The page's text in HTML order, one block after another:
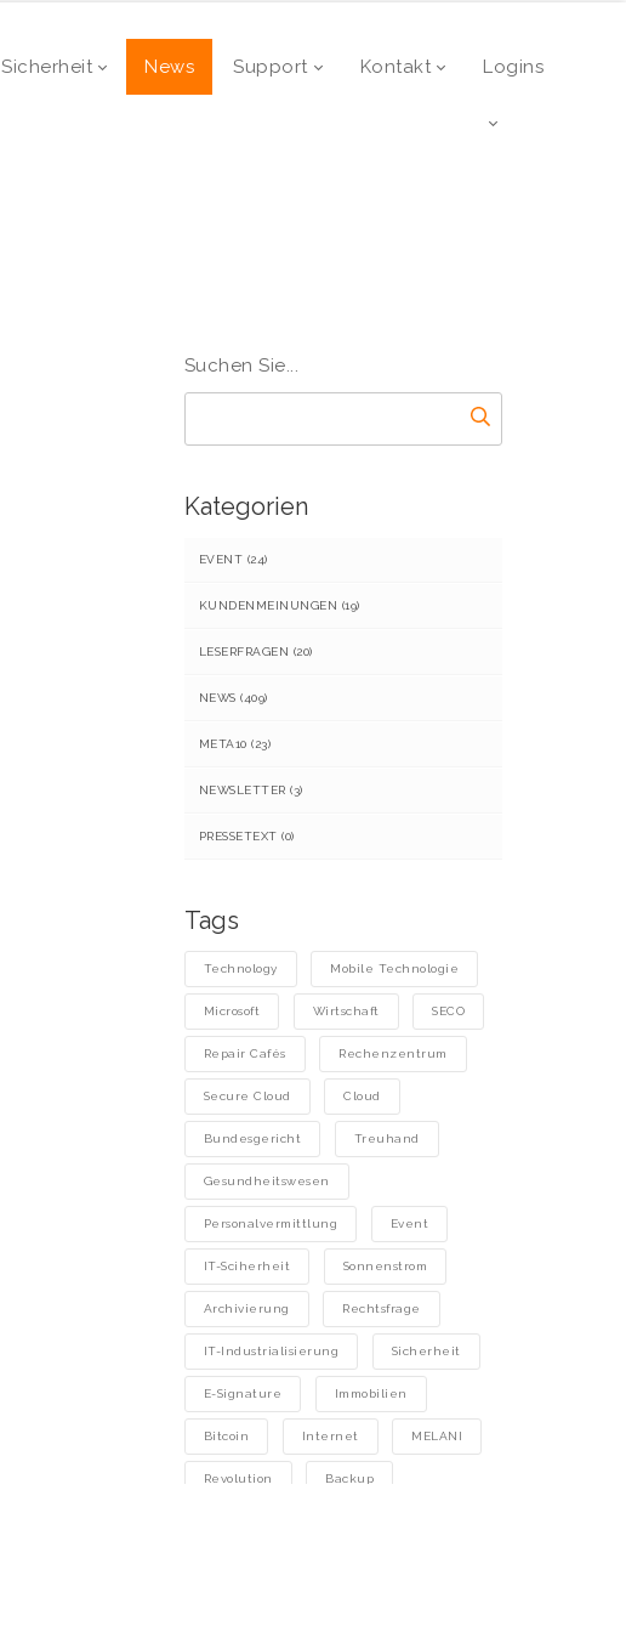
Sicherheit News Support Kontakt Logins
Suchen Sie...
Kategorien
EVENT (24)
KUNDENMEINUNGEN (19)
LESERFRAGEN (20)
NEWS (409)
META10 (23)
NEWSLETTER (3)
PRESSETEXT (0)
Tags
Technology Mobile Technologie
Microsoft Wirtschaft SECO
Repair Cafés Rechenzentrum
Secure Cloud Cloud
Bundesgericht Treuhand
Gesundheitswesen
Personalvermittlung Event
IT-Sciherheit Sonnenstrom
Archivierung Rechtsfrage
IT-Industrialisierung Sicherheit
E-Signature Immobilien
Bitcoin Internet MELANI
Revolution Backup